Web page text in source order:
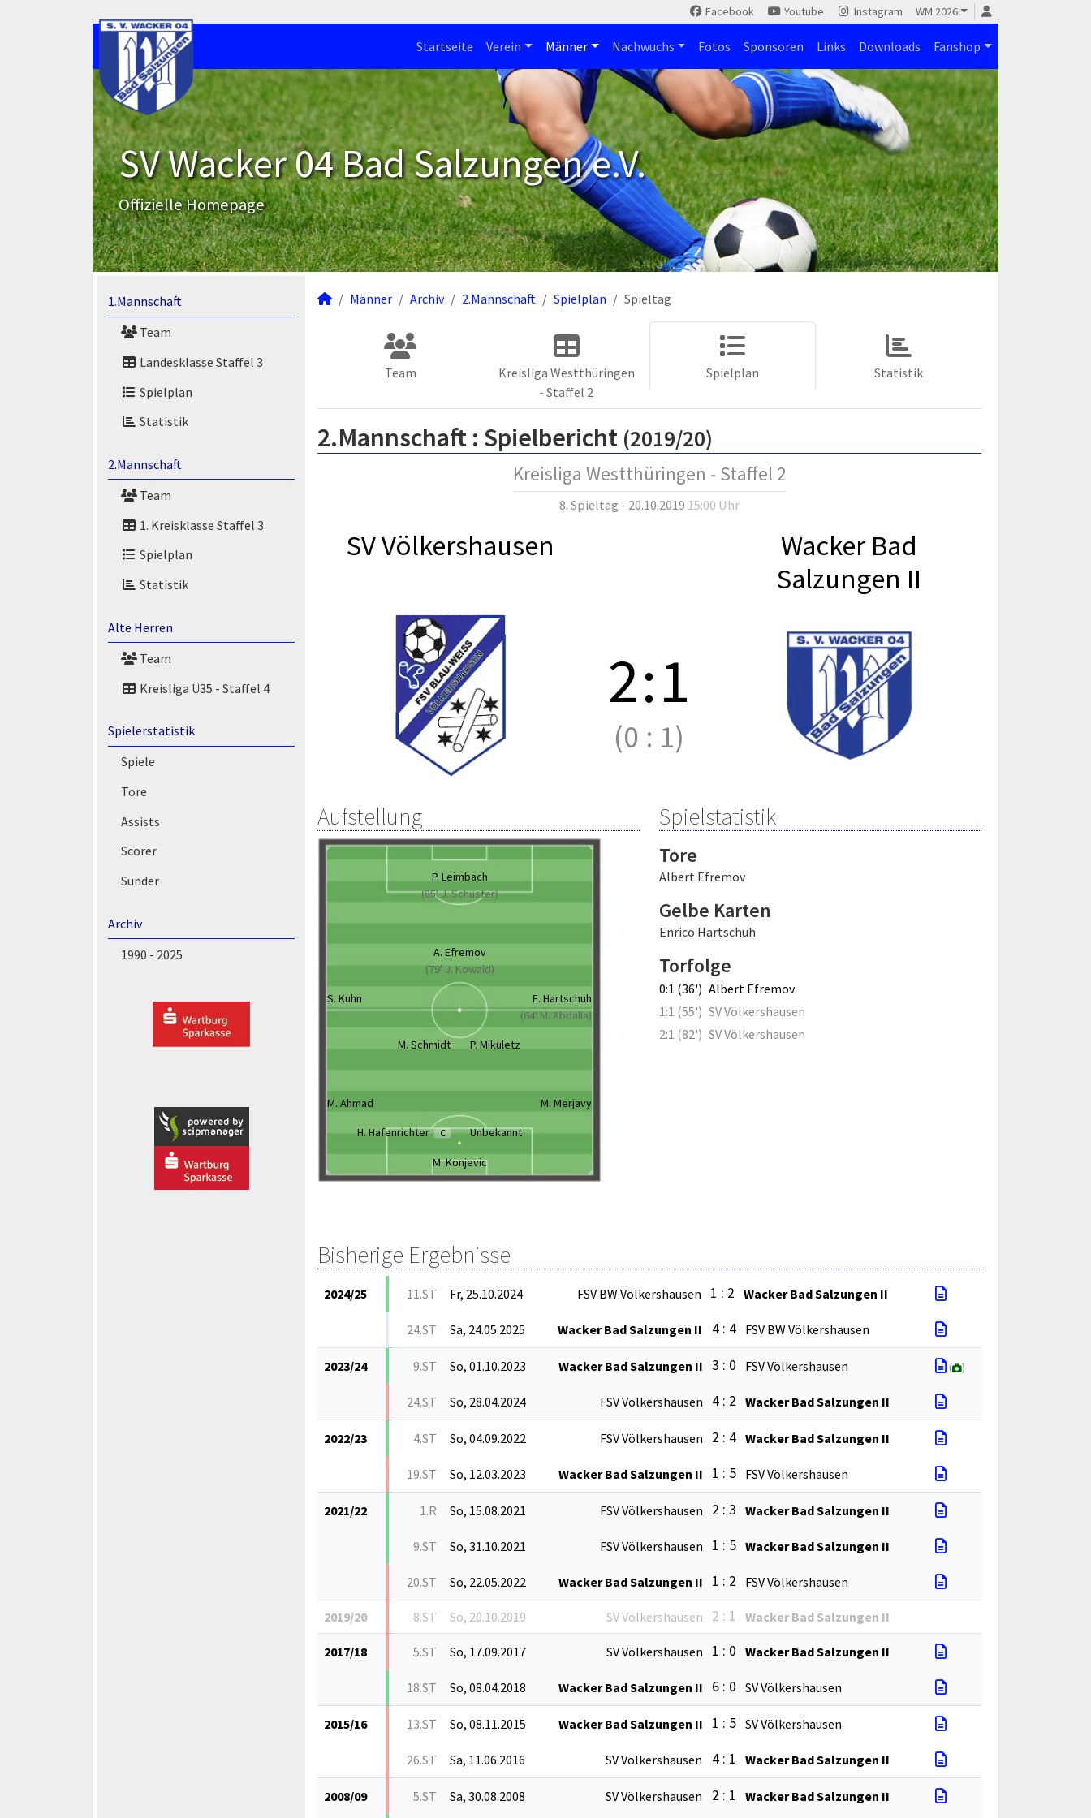
Facebook Youtube Instagram WM 2026
Startseite Verein Männer Nachwuchs Fotos Sponsoren Links Downloads Fanshop
SV Wacker 04 Bad Salzungen e.V.
Offizielle Homepage
1.Mannschaft
Team
Landesklasse Staffel 3
Spielplan
Statistik
2.Mannschaft
Team
1. Kreisklasse Staffel 3
Spielplan
Statistik
Alte Herren
Team
Kreisliga Ü35 - Staffel 4
Spielerstatistik
Spiele
Tore
Assists
Scorer
Sünder
Archiv
1990 - 2025
Männer Archiv 2.Mannschaft Spielplan Spieltag
Team
Kreisliga Westthüringen
- Staffel 2
Spielplan Statistik
2.Mannschaft : Spielbericht (2019/20)
Kreisliga Westthüringen - Staffel 2
8. Spieltag - 20.10.2019 15:00 Uhr
SV Völkershausen
Wacker Bad
Salzungen II
2:1
(0 : 1)
Aufstellung
P. Leimbach
(85' J. Schuster)
A. Efremov
(79' J. Kowald)
S. Kuhn
E. Hartschuh
(64' M. Abdalla)
M. Schmidt
P. Mikuletz
M. Ahmad
M. Merjavy
H. Hafenrichter
C Unbekannt
M. Konjevic
Spielstatistik
Tore
Albert Efremov
Gelbe Karten
Enrico Hartschuh
Torfolge
0:1 (36') Albert Efremov
1:1 (55') SV Völkershausen
2:1 (82') SV Völkershausen
Bisherige Ergebnisse
2024/25 11.ST Fr, 25.10.2024 FSV BW Völkershausen 1 : 2 Wacker Bad Salzungen II
24.ST Sa, 24.05.2025 Wacker Bad Salzungen II 4 : 4 FSV BW Völkershausen
2023/24 9.ST So, 01.10.2023 Wacker Bad Salzungen II 3 : 0 FSV Völkershausen ( )
24.ST So, 28.04.2024 FSV Völkershausen 4 : 2 Wacker Bad Salzungen II
2022/23 4.ST So, 04.09.2022 FSV Völkershausen 2 : 4 Wacker Bad Salzungen II
19.ST So, 12.03.2023 Wacker Bad Salzungen II 1 : 5 FSV Völkershausen
2021/22 1.R So, 15.08.2021 FSV Völkershausen 2 : 3 Wacker Bad Salzungen II
9.ST So, 31.10.2021 FSV Völkershausen 1 : 5 Wacker Bad Salzungen II
20.ST So, 22.05.2022 Wacker Bad Salzungen II 1 : 2 FSV Völkershausen
2019/20 8.ST So, 20.10.2019 SV Völkershausen 2 : 1 Wacker Bad Salzungen II
2017/18 5.ST So, 17.09.2017 SV Völkershausen 1 : 0 Wacker Bad Salzungen II
18.ST So, 08.04.2018 Wacker Bad Salzungen II 6 : 0 SV Völkershausen
2015/16 13.ST So, 08.11.2015 Wacker Bad Salzungen II 1 : 5 SV Völkershausen
26.ST Sa, 11.06.2016 SV Völkershausen 4 : 1 Wacker Bad Salzungen II
2008/09 5.ST Sa, 30.08.2008 SV Völkershausen 2 : 1 Wacker Bad Salzungen II